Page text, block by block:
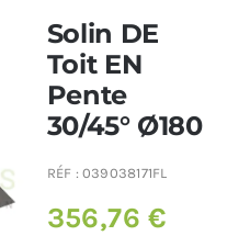
Solin DE
Toit EN
Pente
30/45° Ø180
RÉF :039038171FL
356,76€